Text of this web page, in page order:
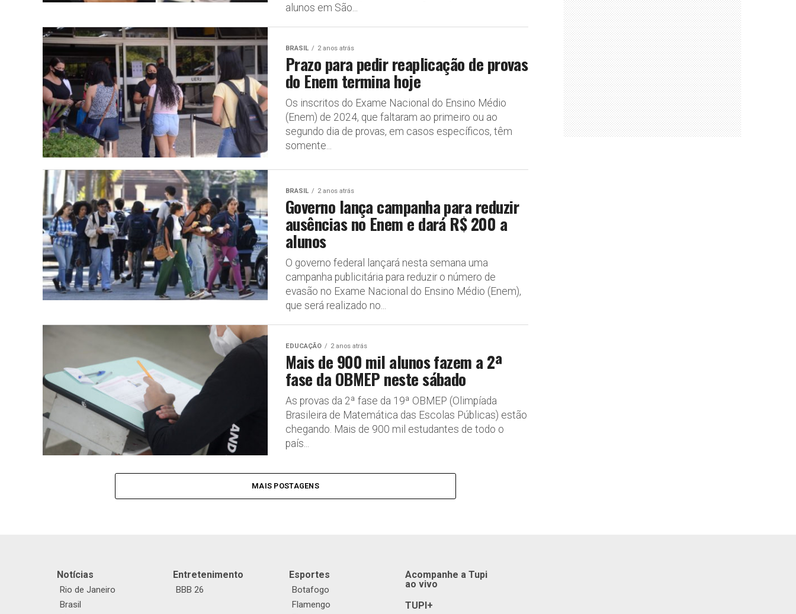
alunos em São...
BRASIL 2 anos atrás
Prazo para pedir reaplicação de provas
do Enem termina hoje
Os inscritos do Exame Nacional do Ensino Médio
(Enem) de 2024, que faltaram ao primeiro ou ao
segundo dia de provas, em casos específicos, têm
somente...
BRASIL 2 anos atrás
Governo lança campanha para reduzir
ausências no Enem e dará R$ 200 a
alunos
O governo federal lançará nesta semana uma
campanha publicitária para reduzir o número de
evasão no Exame Nacional do Ensino Médio (Enem),
que será realizado no...
EDUCAÇÃO 2 anos atrás
Mais de 900 mil alunos fazem a 2ª
fase da OBMEP neste sábado
As provas da 2ª fase da 19ª OBMEP (Olimpíada
Brasileira de Matemática das Escolas Públicas) estão
chegando. Mais de 900 mil estudantes de todo o
país...
MAIS POSTAGENS
Notícias
Rio de Janeiro
Brasil
Entretenimento
BBB 26
Esportes
Botafogo
Flamengo
Acompanhe a Tupi
ao vivo
TUPI+